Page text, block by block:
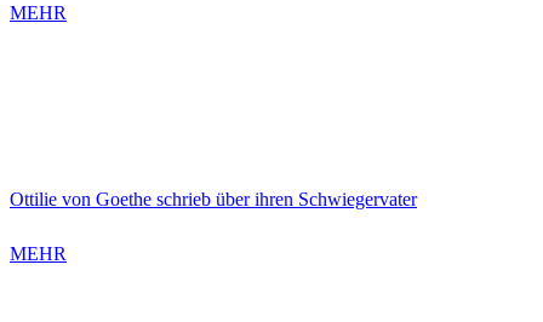
MEHR
Ottilie von Goethe schrieb über ihren Schwiegervater
MEHR